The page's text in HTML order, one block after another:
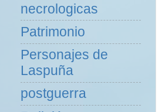
necrologicas
Patrimonio
Personajes de
Laspuña
postguerra